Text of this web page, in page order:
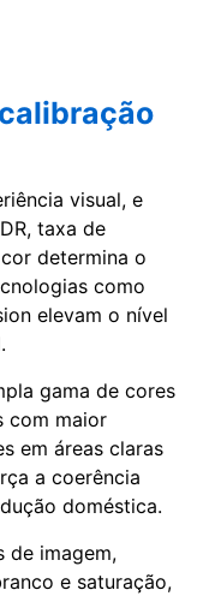
visual, e
taxa de
determina o
como
elevam o nível
gama de cores
com maior
em áreas claras
a coerência
doméstica.
de imagem,
e saturação,